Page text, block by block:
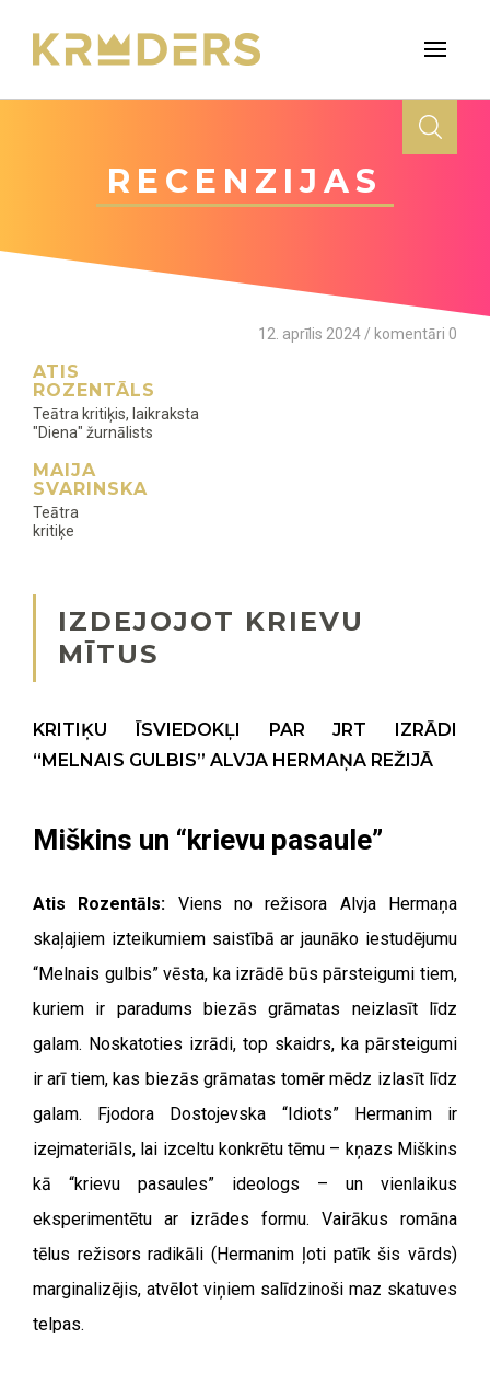
RECENZIJAS
12. aprīlis 2024 / komentāri 0
ATIS
ROZENTĀLS
Teātra kritiķis, laikraksta
"Diena" žurnālists
MAIJA
SVARINSKA
Teātra
kritiķe
IZDEJOJOT KRIEVU
MĪTUS
KRITIĶU ĪSVIEDOKĻI PAR JRT IZRĀDI
“MELNAIS GULBIS” ALVJA HERMAŅA REŽIJĀ
Miškins un “krievu pasaule”
Atis Rozentāls: Viens no režisora Alvja Hermaņa
skaļajiem izteikumiem saistībā ar jaunāko iestudējumu
“Melnais gulbis” vēsta, ka izrādē būs pārsteigumi tiem,
kuriem ir paradums biezās grāmatas neizlasīt līdz
galam. Noskatoties izrādi, top skaidrs, ka pārsteigumi
ir arī tiem, kas biezās grāmatas tomēr mēdz izlasīt līdz
galam. Fjodora Dostojevska “Idiots” Hermanim ir
izejmateriāls, lai izceltu konkrētu tēmu – kņazs Miškins
kā “krievu pasaules” ideologs – un vienlaikus
eksperimentētu ar izrādes formu. Vairākus romāna
tēlus režisors radikāli (Hermanim ļoti patīk šis vārds)
marginalizējis, atvēlot viņiem salīdzinoši maz skatuves
telpas.